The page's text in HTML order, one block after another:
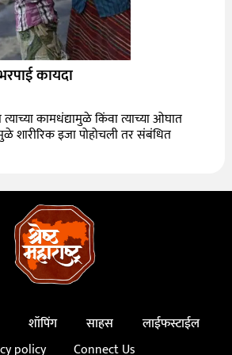
कायदा
कामधंद्यामुळे किंवा त्याच्या ओघात
शारीरिक इजा पोहोचली तर संबंधित
शॉपिंग साहस
लाईफस्टाईल
policy
Connect Us